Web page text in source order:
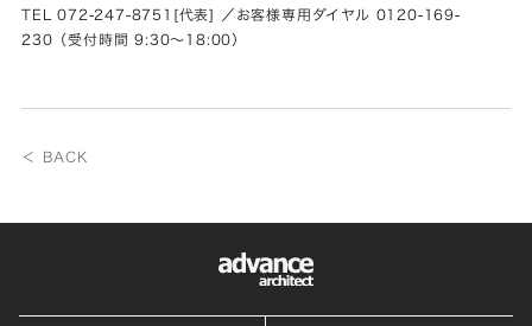
TEL 072-247-8751[代表] ／お客様専用ダイヤル 0120-169-
230（受付時間 9:30～18:00）
＜ BACK